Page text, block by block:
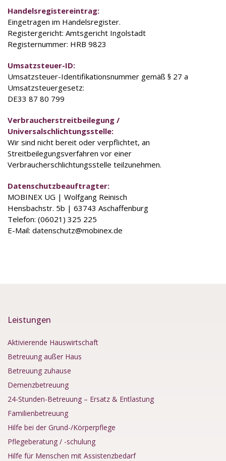
Handelsregistereintrag:
Eingetragen im Handelsregister.
Registergericht: Amtsgericht Ingolstadt
Registernummer: HRB 9823
Umsatzsteuer-ID:
Umsatzsteuer-Identifikationsnummer gemäß § 27 a
Umsatzsteuergesetz:
DE33 87 80 799
Verbraucherstreitbeilegung /
Universalschlichtungsstelle:
Wir sind nicht bereit oder verpflichtet, an
Streitbeilegungsverfahren vor einer
Verbraucherschlichtungsstelle teilzunehmen.
Datenschutz­beauftragter:
MOBINEX UG | Wolfgang Reinisch
Hensbachstr. 5b | 63743 Aschaffenburg
Telefon: (06021) 325 225
E-Mail: datenschutz@mobinex.de
Leistungen
Aktivierende Hauswirtschaft
Betreuung außer Haus
Betreuung zuhause
Demenzbetreuung
24-Stunden-Betreuung – Ersatz & Entlastung
Familienbetreuung
Hilfe bei der Grund-/Körperpflege
Pflegeberatung / -schulung
Hilfe für Menschen mit Assistenzbedarf